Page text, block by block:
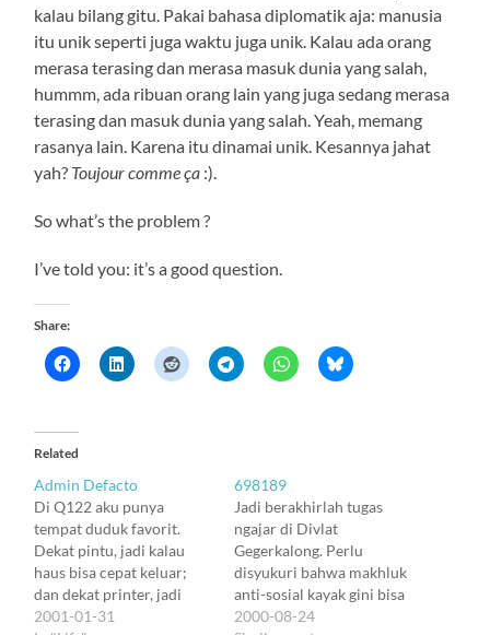
kalau bilang gitu. Pakai bahasa diplomatik aja: manusia
itu unik seperti juga waktu juga unik. Kalau ada orang
merasa terasing dan merasa masuk dunia yang salah,
hummm, ada ribuan orang lain yang juga sedang merasa
terasing dan masuk dunia yang salah. Yeah, memang
rasanya lain. Karena itu dinamai unik. Kesannya jahat
yah? Toujour comme ça :).
So what’s the problem ?
I’ve told you: it’s a good question.
Share:
Related
Admin Defacto
Di Q122 aku punya
tempat duduk favorit.
Dekat pintu, jadi kalau
haus bisa cepat keluar;
dan dekat printer, jadi
nggak harus capek kalau
2001-01-31
698189
Jadi berakhirlah tugas
ngajar di Divlat
Gegerkalong. Perlu
disyukuri bahwa makhluk
anti-sosial kayak gini bisa
menjalankan tugas
2000-08-24